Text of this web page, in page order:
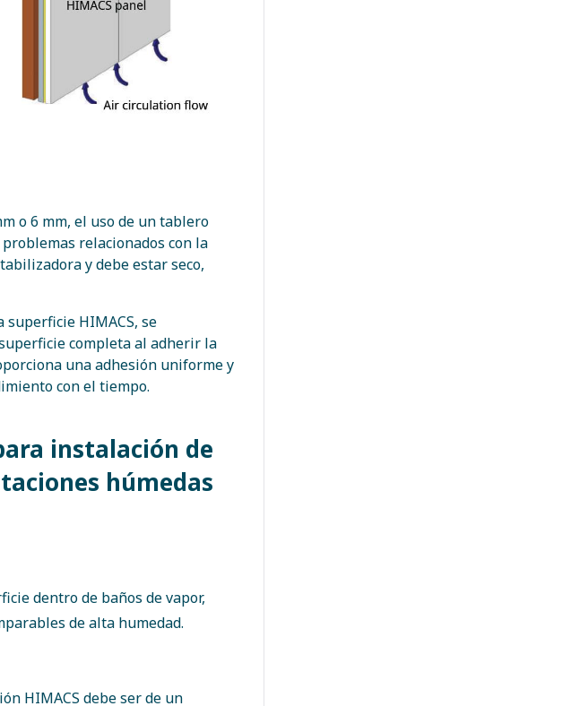
o 6 mm, el uso de un tablero
relacionados con la
y debe estar seco,
HIMACS, se
completa al adherir la
una adhesión uniforme y
con el tiempo.
instalación de
húmedas
dentro de baños de vapor,
de alta humedad.
HIMACS debe ser de un